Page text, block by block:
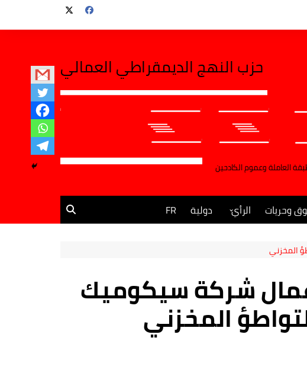
حزب النهج الديمقراطي العمالي
العاملة وعموم الكادحين
وحريات الرأي دولية FR
المخزني
شركة سيكوميك
المخزني